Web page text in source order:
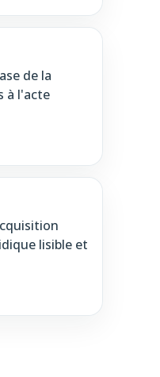
de la
à l'acte
lisible et